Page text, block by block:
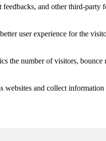
and other third-party
user experience for the
the number of visitors, bounce
websites and collect